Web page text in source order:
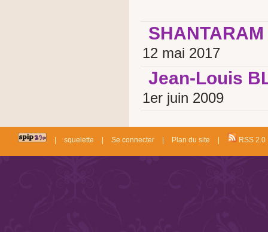
SHANTARAM
12 mai 2017
Jean-Louis
1er juin 2009
| squelette | Se connecter | Plan du site | RSS 2.0